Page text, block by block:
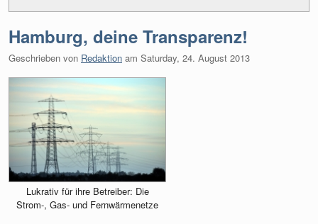
Hamburg, deine Transparenz!
Geschrieben von Redaktion am Saturday, 24. August 2013
Lukrativ für ihre Betreiber: Die
Strom-, Gas- und Fernwärmenetze